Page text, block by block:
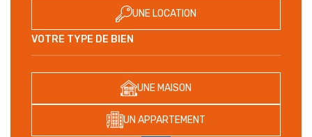
UNE LOCATION
VOTRE TYPE DE BIEN
UNE MAISON
UN APPARTEMENT